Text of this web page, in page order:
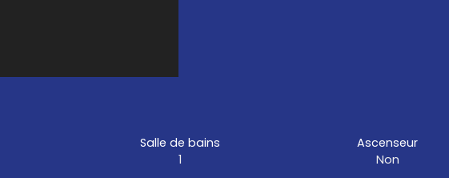
Salle de bains
1
Ascenseur
Non